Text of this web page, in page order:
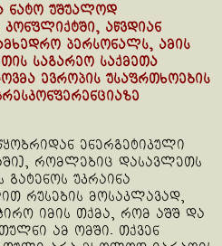
ნატო უშუალოდ
აწვდიან
პერსონალს, ამის
საგარეო საქმეთა
ევროპის უსაფრთხოების
ენერგეტიკული
რომლებიც დასავლეთს
გატენოს უკრაინა
რუსების მოსაკლავად,
იმის თქმა, რომ აშშ და
ამ ომში. თქვენ